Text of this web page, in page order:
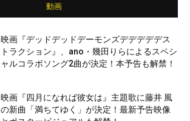
動画
映画『デッドデッドデーモンズデデデデデス
トラクション』、ano・幾田りらによるスペシ
ャルコラボソング2曲が決定！本予告も解禁！
映画『四月になれば彼女は』主題歌に藤井 風
の新曲「満ちてゆく」が決定！最新予告映像